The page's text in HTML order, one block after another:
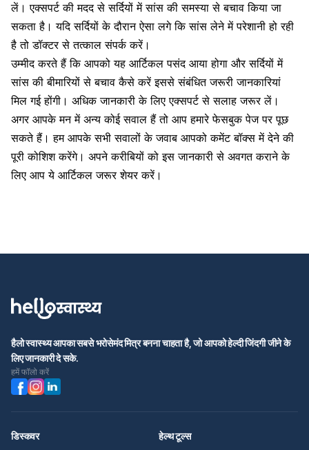
लें। एक्सपर्ट की मदद से सर्दियों में सांस की समस्या से बचाव किया जा
सकता है। यदि सर्दियों के दौरान ऐसा लगे कि सांस लेने में परेशानी हो रही
है तो डॉक्टर से तत्काल संपर्क करें।
उम्मीद करते हैं कि आपको यह आर्टिकल पसंद आया होगा और सर्दियों में
सांस की बीमारियों से बचाव कैसे करें इससे संबंधित जरूरी जानकारियां
मिल गई होंगी। अधिक जानकारी के लिए एक्सपर्ट से सलाह जरूर लें।
अगर आपके मन में अन्य कोई सवाल हैं तो आप हमारे फेसबुक पेज पर पूछ
सकते हैं। हम आपके सभी सवालों के जवाब आपको कमेंट बॉक्स में देने की
पूरी कोशिश करेंगे। अपने करीबियों को इस जानकारी से अवगत कराने के
लिए आप ये आर्टिकल जरूर शेयर करें।
हैलो स्वास्थ्य आपका सबसे भरोसेमंद मित्र बनना चाहता है, जो आपको हेल्दी जिंदगी जीने के
लिए जानकारी दे सके.
हमें फॉलो करें
डिस्कवर हेल्थ टूल्स